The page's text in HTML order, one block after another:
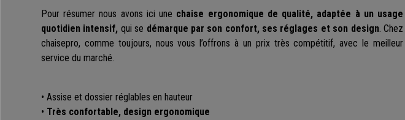
Pour résumer nous avons ici une chaise ergonomique de qualité, adaptée à un usage
quotidien intensif, qui se démarque par son confort, ses réglages et son design. Chez
chaisepro, comme toujours, nous vous l’offrons à un prix très compétitif, avec le meilleur
service du marché.
• Assise et dossier réglables en hauteur
• Très confortable, design ergonomique